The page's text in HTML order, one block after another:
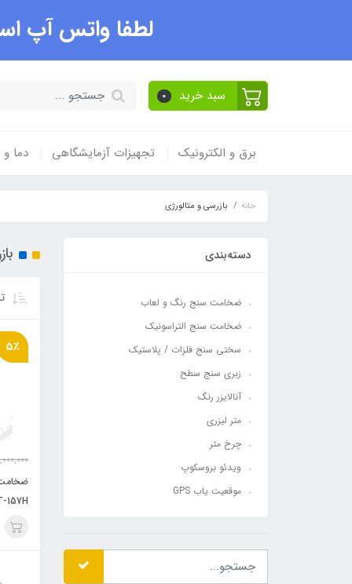
لطفا واتس آپ
سبد خرید 0
برق و الکترونیک تجهیزات آزمایشگاهی دما
خانه بازرسی و متالورژی
دسته‌بندی
ضخامت سنج رنگ و لعاب
ضخامت سنج التراسونیک
سختی سنج فلزات / پلاستیک
زبری سنج سطح
آنالایزر رنگ
متر لیزری
چرخ متر
ویدئو بروسکوپ
موقعیت یاب GPS
5٪
157H